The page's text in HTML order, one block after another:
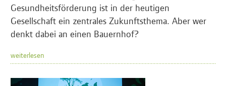
Gesundheitsförderung ist in der heutigen
Gesellschaft ein zentrales Zukunftsthema. Aber wer
denkt dabei an einen Bauernhof?
weiterlesen